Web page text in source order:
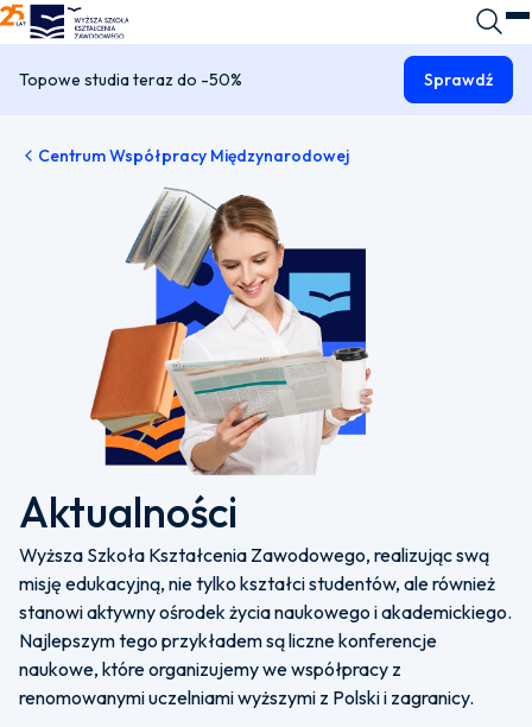
WSKZ - strona główna
Topowe studia teraz do -50% Sprawdź
Centrum Współpracy Międzynarodowej
Aktualności
Wyższa Szkoła Kształcenia Zawodowego, realizując swą
misję edukacyjną, nie tylko kształci studentów, ale również
stanowi aktywny ośrodek życia naukowego i akademickiego.
Najlepszym tego przykładem są liczne konferencje
naukowe, które organizujemy we współpracy z
renomowanymi uczelniami wyższymi z Polski i zagranicy.